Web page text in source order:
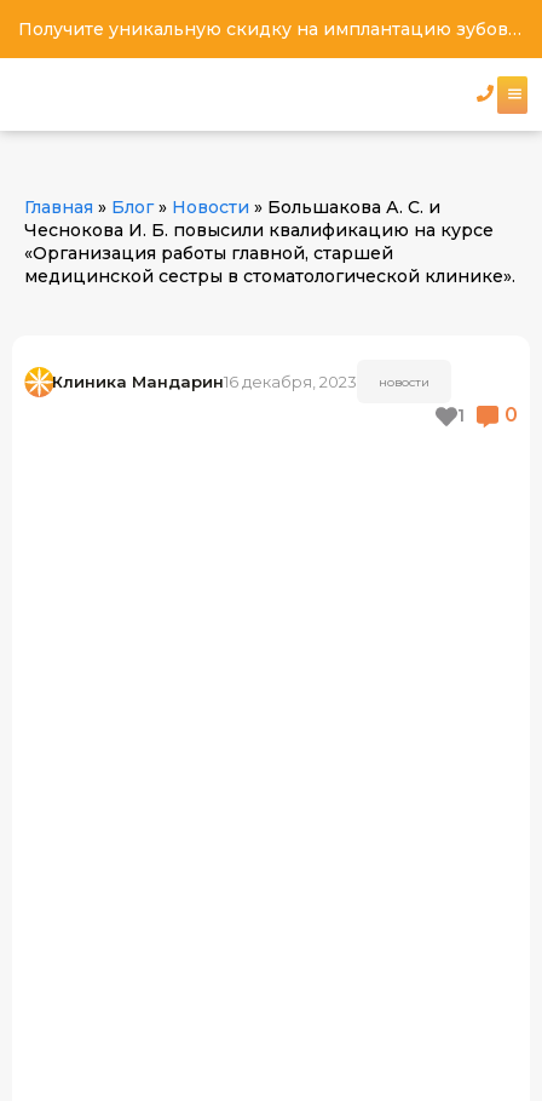
Получите уникальную скидку на имплантацию зубов под ключ
Главная » Блог» Новости » Большакова А. С. и
Чеснокова И. Б. повысили квалификацию на курсе
«Организация работы главной, старшей
медицинской сестры в стоматологической клинике».
Клиника Мандарин16 декабря, 2023 НОВОСТИ
1 0